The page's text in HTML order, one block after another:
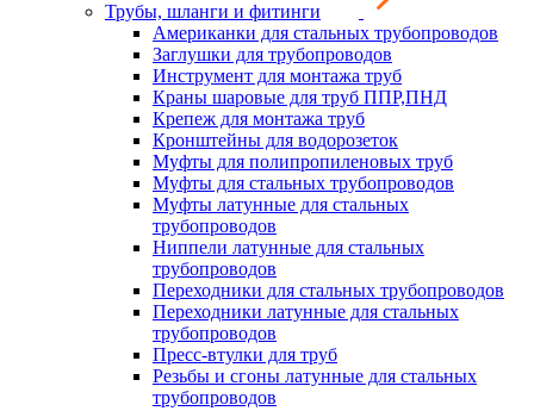
Трубы, шланги и фитинги
Американки для стальных трубопроводов
Заглушки для трубопроводов
Инструмент для монтажа труб
Краны шаровые для труб ППР,ПНД
Крепеж для монтажа труб
Кронштейны для водорозеток
Муфты для полипропиленовых труб
Муфты для стальных трубопроводов
Муфты латунные для стальных
трубопроводов
Ниппели латунные для стальных
трубопроводов
Переходники для стальных трубопроводов
Переходники латунные для стальных
трубопроводов
Пресс-втулки для труб
Резьбы и сгоны латунные для стальных
трубопроводов